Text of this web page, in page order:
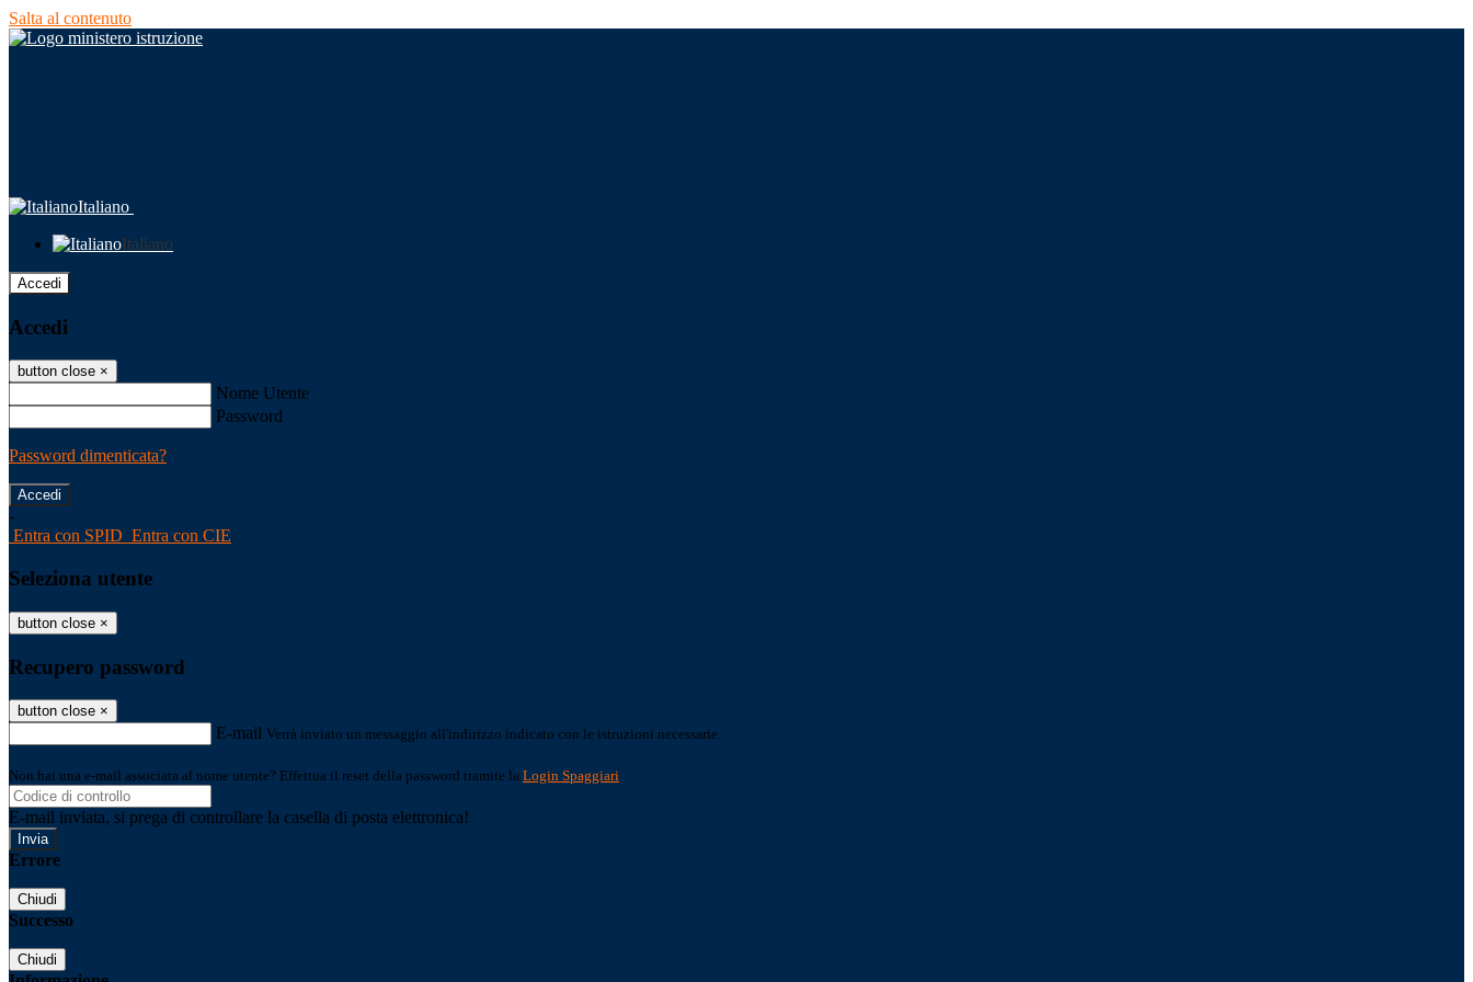
Salta al contenuto
Italiano
Italiano
Accedi
Accedi
button close ×
Nome Utente
Password
Password dimenticata?
-
Entra con SPID Entra con CIE
Seleziona utente
button close ×
Recupero password
button close ×
E-mail Verrà inviato un messaggio all'indirizzo indicato con le istruzioni necessarie.
Non hai una e-mail associata al nome utente? Effettua il reset della password tramite la Login Spaggiari
E-mail inviata, si prega di controllare la casella di posta elettronica!
Errore
Chiudi
Successo
Chiudi